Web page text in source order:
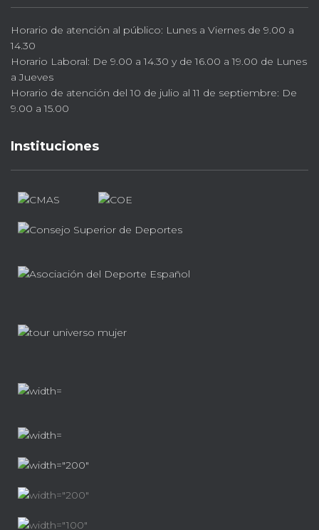
Horario de atención al público: Lunes a Viernes de 9.00 a
14.30
Horario Laboral: De 9.00 a 14.30 y de 16.00 a 19.00 de Lunes
a Jueves
Horario de atención del 10 de julio al 11 de septiembre: De
9.00 a 15.00
Instituciones